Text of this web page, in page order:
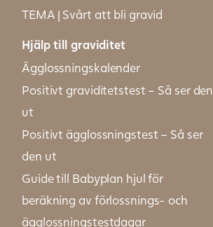
TEMA | Svårt att bli gravid
Hjälp till graviditet
Ägglossningskalender
Positivt graviditetstest – Så ser den
ut
Positivt ägglossningstest – Så ser
den ut
Guide till Babyplan hjul för
beräkning av förlossnings- och
ägglossningstestdagar